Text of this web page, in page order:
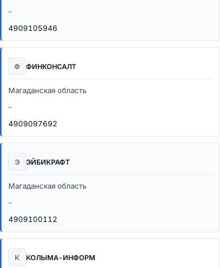
–
4909105946
Ф ФИНКОНСАЛТ
Магаданская область
–
4909097692
Э ЭЙБИКРАФТ
Магаданская область
–
4909100112
К КОЛЫМА-ИНФОРМ